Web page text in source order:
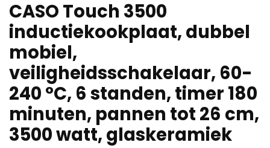
CASO Touch 3500
inductiekookplaat, dubbel
mobiel,
veiligheidsschakelaar, 60-
240 °C, 6 standen, timer 180
minuten, pannen tot 26 cm,
3500 watt, glaskeramiek